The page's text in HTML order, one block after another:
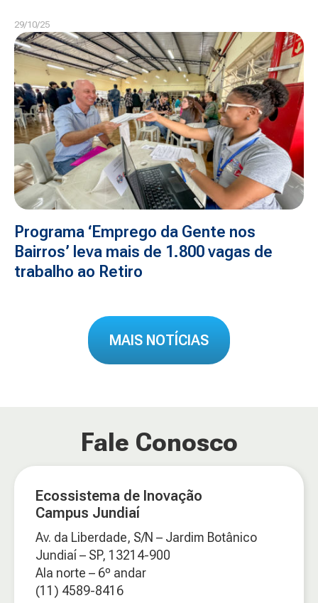
29/10/25
Programa ‘Emprego da Gente nos
Bairros’ leva mais de 1.800 vagas de
trabalho ao Retiro
MAIS NOTÍCIAS
Fale Conosco
Ecossistema de Inovação
Campus Jundiaí
Av. da Liberdade, S/N – Jardim Botânico
Jundiaí – SP, 13214-900
Ala norte – 6º andar
(11) 4589-8416